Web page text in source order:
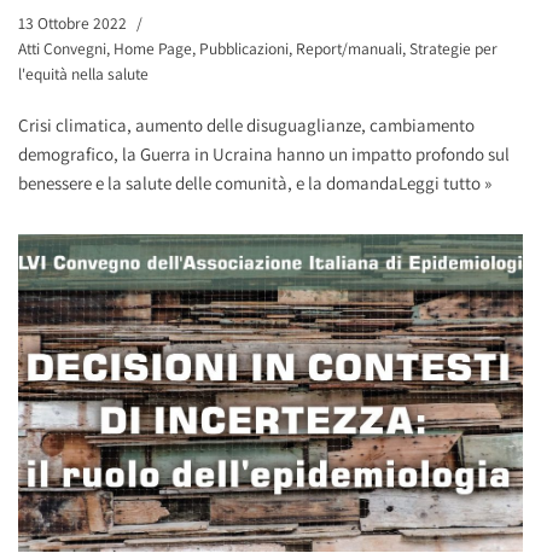
13 Ottobre 2022
Atti Convegni, Home Page, Pubblicazioni, Report/manuali,Strategie per
l'equità nella salute
Crisi climatica, aumento delle disuguaglianze, cambiamento
demografico, la Guerra in Ucraina hanno un impatto profondo sul
benessere e la salute delle comunità, e la domandaLeggi tutto »